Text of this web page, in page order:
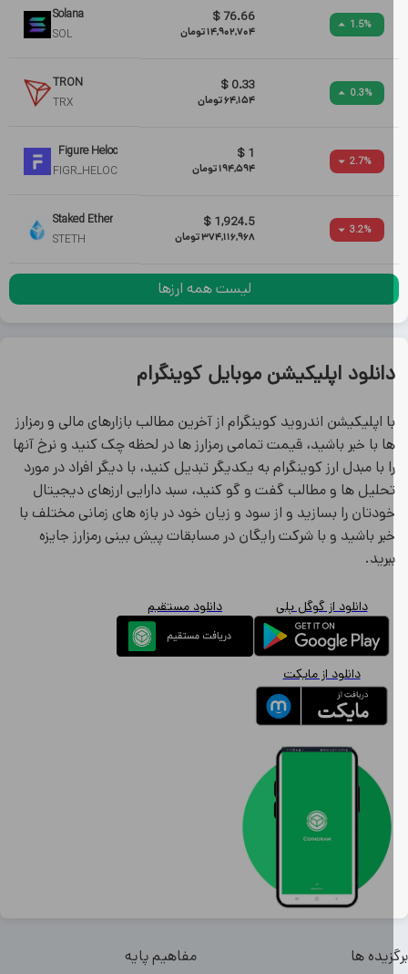
1.5
76.66
$
14,902,704تومان
Solana
SOL
0.3
0.33
$
64,154تومان
TRON
TRX
2.7
$
194,594تومان
Figure Heloc
FIGR_HELOC
3.2
1,924.5
$
374,116,968تومان
Staked Ether
STETH
لیست همه ارزها
اپلیکیشن موبایل کوینگرام
اپلیکیشن اندروید کوینگرام از آخرین مطالب بازارهای مالی و رمزارز
با خبر باشید، قیمت تمامی رمزارز ها در لحظه چک کنید و نرخ آنها
با مبدل ارز کوینگرام به یکدیگر تبدیل کنید، با دیگر افراد در مورد
ها و مطالب گفت و گو کنید، سبد دارایی ارزهای دیجیتال
را بسازید و از سود و زیان خود در بازه های زمانی مختلف با
باشید و با شرکت رایگان در مسابقات پیش بینی رمزارز جایزه
دانلود از گوگل پلی دانلود مستقیم
دانلود از مایکت
ها
مفاهیم پایه